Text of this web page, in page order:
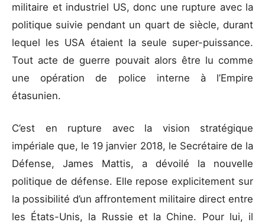
militaire et industriel US, donc une rupture avec la
politique suivie pendant un quart de siècle, durant
lequel les USA étaient la seule super-puissance.
Tout acte de guerre pouvait alors être lu comme
une opération de police interne à l’Empire
étasunien.
C’est en rupture avec la vision stratégique
impériale que, le 19 janvier 2018, le Secrétaire de la
Défense, James Mattis, a dévoilé la nouvelle
politique de défense. Elle repose explicitement sur
la possibilité d’un affrontement militaire direct entre
les États-Unis, la Russie et la Chine. Pour lui, il